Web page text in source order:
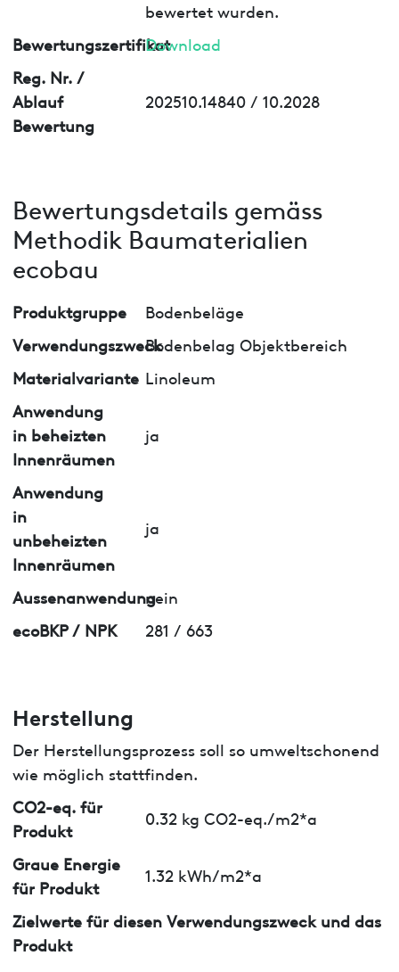
bewertet wurden.
BewertungszertifikatDownload
Reg. Nr. /
Ablauf
Bewertung
202510.14840 / 10.2028
Bewertungsdetails gemäss
Methodik Baumaterialien
ecobau
Produktgruppe
Bodenbeläge
VerwendungszweckBodenbelag Objektbereich
Materialvariante Linoleum
Anwendung
in beheizten
Innenräumen
ja
Anwendung
in
unbeheizten
Innenräumen
ja
Aussenanwendungnein
ecoBKP / NPK
281 / 663
Herstellung
Der Herstellungsprozess soll so umweltschonend
wie möglich stattfinden.
CO2-eq. für
Produkt
0.32 kg CO2-eq./m2*a
Graue Energie
für Produkt
1.32 kWh/m2*a
Zielwerte für diesen Verwendungszweck und das
Produkt